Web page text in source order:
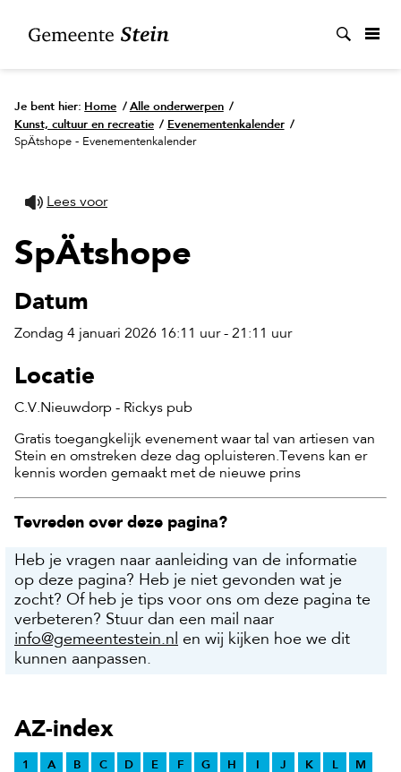
Je bent hier: Home / Alle onderwerpen /
Kunst, cultuur en recreatie / Evenementenkalender /
SpÄtshope - Evenementenkalender
Lees voor
SpÄtshope
Datum
Zondag 4 januari 2026 16:11 uur - 21:11 uur
Locatie
C.V.Nieuwdorp - Rickys pub
Gratis toegangkelijk evenement waar tal van artiesen van
Stein en omstreken deze dag opluisteren.Tevens kan er
kennis worden gemaakt met de nieuwe prins
Tevreden over deze pagina?
Heb je vragen naar aanleiding van de informatie
op deze pagina? Heb je niet gevonden wat je
zocht? Of heb je tips voor ons om deze pagina te
verbeteren? Stuur dan een mail naar
info@gemeentestein.nl
en wij kijken hoe we dit
kunnen aanpassen.
AZ-index
1 A B C D E F G H I J K L
M